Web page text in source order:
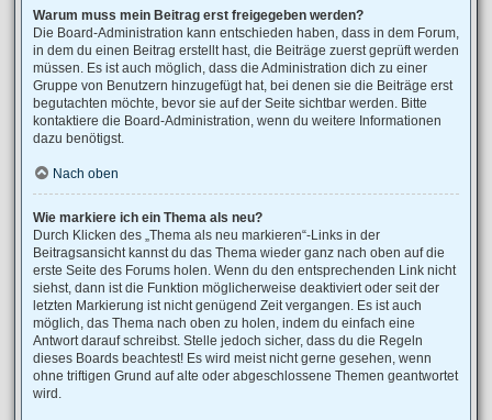
Warum muss mein Beitrag erst freigegeben werden?
Die Board-Administration kann entschieden haben, dass in dem Forum,
in dem du einen Beitrag erstellt hast, die Beiträge zuerst geprüft werden
müssen. Es ist auch möglich, dass die Administration dich zu einer
Gruppe von Benutzern hinzugefügt hat, bei denen sie die Beiträge erst
begutachten möchte, bevor sie auf der Seite sichtbar werden. Bitte
kontaktiere die Board-Administration, wenn du weitere Informationen
dazu benötigst.
Nach oben
Wie markiere ich ein Thema als neu?
Durch Klicken des „Thema als neu markieren“-Links in der
Beitragsansicht kannst du das Thema wieder ganz nach oben auf die
erste Seite des Forums holen. Wenn du den entsprechenden Link nicht
siehst, dann ist die Funktion möglicherweise deaktiviert oder seit der
letzten Markierung ist nicht genügend Zeit vergangen. Es ist auch
möglich, das Thema nach oben zu holen, indem du einfach eine
Antwort darauf schreibst. Stelle jedoch sicher, dass du die Regeln
dieses Boards beachtest! Es wird meist nicht gerne gesehen, wenn
ohne triftigen Grund auf alte oder abgeschlossene Themen geantwortet
wird.